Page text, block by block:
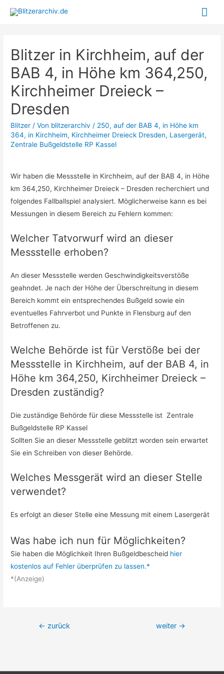
Blitzer in Kirchheim, auf der
BAB 4, in Höhe km 364,250,
Kirchheimer Dreieck –
Dresden
Blitzer / Von blitzerarchiv / 250,auf der BAB 4, in Höhe km
364, in Kirchheim, Kirchheimer Dreieck Dresden, Lasergerät,
Zentrale Bußgeldstelle RP Kassel
Wir haben die Messstelle in Kirchheim, auf der BAB 4, in Höhe
km 364,250, Kirchheimer Dreieck – Dresden recherchiert und
folgendes Fallballspiel analysiert. Möglicherweise kann es bei
Messungen in diesem Bereich zu Fehlern kommen:
Welcher Tatvorwurf wird an dieser
Messstelle erhoben?
An dieser Messstelle werden Geschwindigkeitsverstöße
geahndet. Je nach der Höhe der Überschreitung in diesem
Bereich kommt ein entsprechendes Bußgeld sowie ein
eventuelles Fahrverbot und Punkte in Flensburg auf den
Betroffenen zu.
Welche Behörde ist für Verstöße bei der
Messstelle in Kirchheim, auf der BAB 4, in
Höhe km 364,250, Kirchheimer Dreieck –
Dresden zuständig?
Die zuständige Behörde für diese Messstelle ist Zentrale
Bußgeldstelle RP Kassel
Sollten Sie an dieser Messstelle geblitzt worden sein erwartet
Sie ein Schreiben von dieser Behörde.
Welches Messgerät wird an dieser Stelle
verwendet?
Es erfolgt an dieser Stelle eine Messung mit einem Lasergerät
Was habe ich nun für Möglichkeiten?
Sie haben die Möglichkeit Ihren Bußgeldbescheid hier
kostenlos auf Fehler überprüfen zu lassen.*
*(Anzeige)
Beitrags-
← zurück weiter →